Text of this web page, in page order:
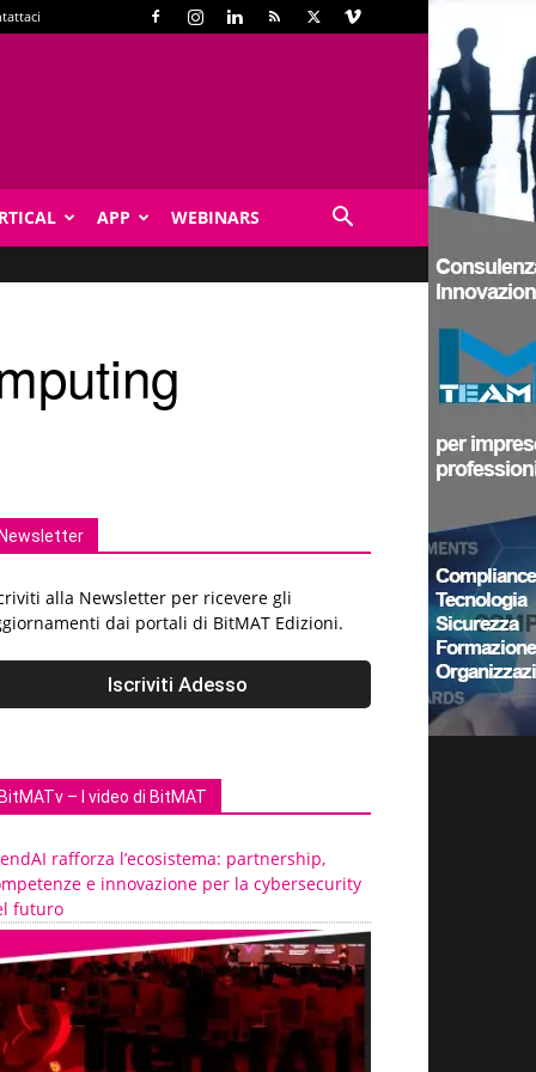
APP WEBINARS
alla Newsletter per ricevere gli
dai portali di BitMAT Edizioni.
– I video di BitMAT
rafforza l’ecosistema: partnership,
e innovazione per la cybersecurity
futuro